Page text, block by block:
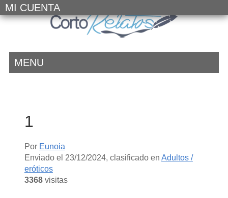
MI CUENTA
MENU
1
Por Eunoia
Enviado el 23/12/2024, clasificado en Adultos /
eróticos
3368visitas